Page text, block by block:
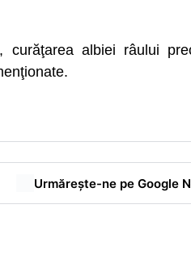
curăţarea albiei râului
Urmărește-ne pe Google